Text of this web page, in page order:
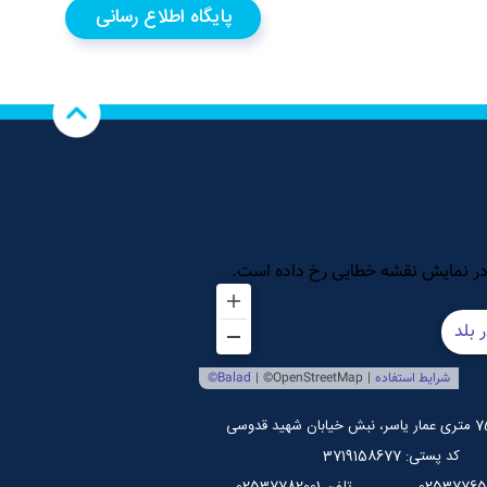
پایگاه اطلاع رسانی
کد پستی: 3719158677